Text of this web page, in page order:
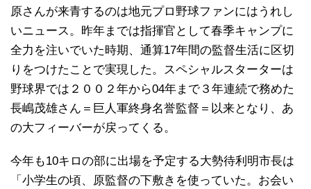
原さんが来青するのは地元プロ野球ファンにはうれし
いニュース。昨年までは指揮官として春季キャンプに
全力を注いでいた時期、通算17年間の監督生活に区切
りをつけたことで実現した。スペシャルスターターは
野球界では２００２年から04年まで３年連続で務めた
長嶋茂雄さん＝巨人軍終身名誉監督＝以来となり、あ
の大フィーバーが戻ってくる。
今年も10キロの部に出場を予定する大勢待利明市長は
「小学生の頃、原監督の下敷きを使っていた。お会い